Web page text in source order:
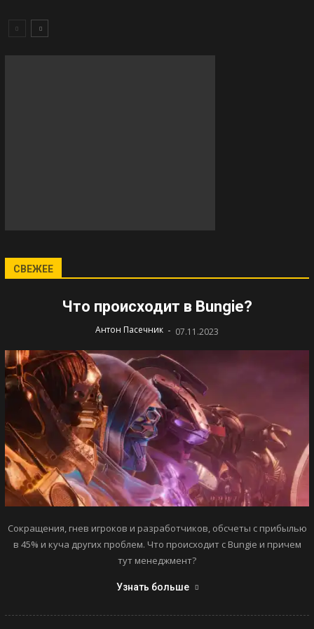
СВЕЖЕЕ
Что происходит в Bungie?
Антон Пасечник - 07.11.2023
Сокращения, гнев игроков и разработчиков, обсчеты с прибылью
в 45% и куча других проблем. Что происходит с Bungie и причем
тут менеджмент?
Узнать больше